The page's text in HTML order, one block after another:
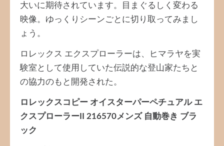
大いに期待されています。目まぐるしく変わる
映像。ゆっくりシーンごとに切り取ってみまし
ょう。
ロレックス エクスプローラーは、ヒマラヤを実
験室として使用していた伝説的な登山家たちと
の協力のもと開発された。
ロレックスコピー オイスターパーペチュアル エ
クスプローラーII 216570メンズ 自動巻き ブラ
ック